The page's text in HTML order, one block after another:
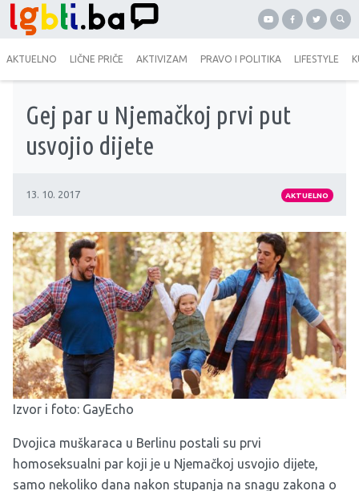
AKTUELNO LIČNE PRIČE AKTIVIZAM PRAVO I POLITIKA LIFESTYLE
Gej par u Njemačkoj prvi put
usvojio dijete
13. 10. 2017 AKTUELNO
Izvor i foto: GayEcho
Dvojica muškaraca u Berlinu postali su prvi
homoseksualni par koji je u Njemačkoj usvojio dijete,
samo nekoliko dana nakon stupanja na snagu zakona o